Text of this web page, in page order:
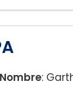
Nombre: